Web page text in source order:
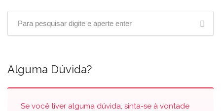
Alguma Dúvida?
Se você tiver alguma dúvida, sinta-se à vontade